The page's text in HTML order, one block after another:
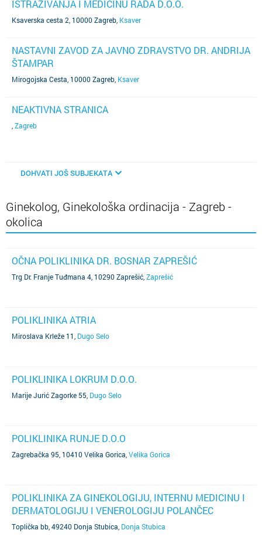
ISTRAŽIVANJA I MEDICINU RADA D.O.O.
Ksaverska cesta 2, 10000 Zagreb Ksaver
NASTAVNI ZAVOD ZA JAVNO ZDRAVSTVO DR. ANDRIJA
ŠTAMPAR
Mirogojska Cesta, 10000 Zagreb Ksaver
NEAKTIVNA STRANICA
Zagreb
DOHVATI JOŠ SUBJEKATA
Ginekolog, Ginekološka ordinacija - Zagreb -
okolica
OČNA POLIKLINIKA DR. BOSNAR ZAPREŠIĆ
Trg Dr. Franje Tuđmana 4, 10290 Zaprešić Zaprešić
POLIKLINIKA ATRIA
Miroslava Krleže 11 Dugo Selo
POLIKLINIKA LOKRUM D.O.O.
Marije Jurić Zagorke 55 Dugo Selo
POLIKLINIKA RUNJE D.O.O
Zagrebačka 95, 10410 Velika Gorica Velika Gorica
POLIKLINIKA ZA GINEKOLOGIJU, INTERNU MEDICINU I
DERMATOLOGIJU I VENEROLOGIJU POLANČEC
Toplička bb, 49240 Donja Stubica Donja Stubica